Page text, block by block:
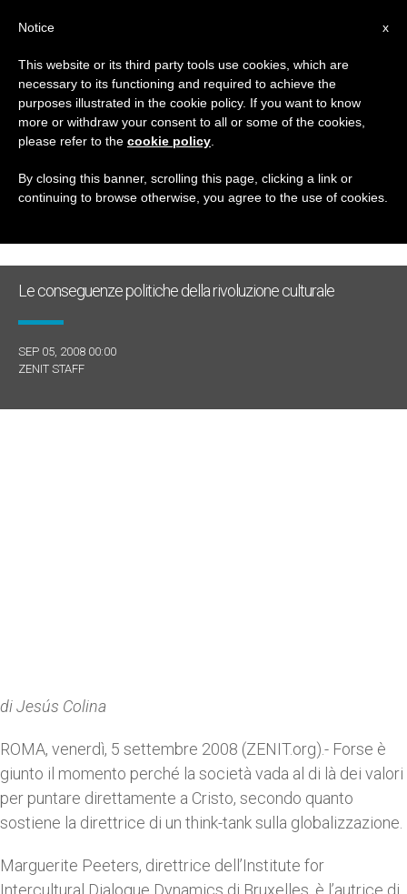
GIORNO
Settembre 5th, 2008
ULTIME NOTIZIE
Le conseguenze politiche della rivoluzione culturale
SEP 05, 2008 00:00
ZENIT STAFF
di Jesús Colina
ROMA, venerdì, 5 settembre 2008 (ZENIT.org).- Forse è
giunto il momento perché la società vada al di là dei valori
per puntare direttamente a Cristo, secondo quanto
sostiene la direttrice di un think-tank sulla globalizzazione.
Marguerite Peeters, direttrice dell’Institute for
Intercultural Dialogue Dynamics di Bruxelles, è l’autrice di
x
Notice
This website or its third party tools use cookies, which are
necessary to its functioning and required to achieve the
purposes illustrated in the cookie policy. If you want to know
more or withdraw your consent to all or some of the cookies,
please refer to the cookie policy
By closing this banner, scrolling this page, clicking a link or
continuing to browse otherwise, you agree to the use of cookies.